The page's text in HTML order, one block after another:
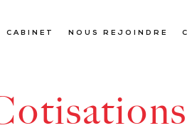
CABINET NOUS REJOINDRE